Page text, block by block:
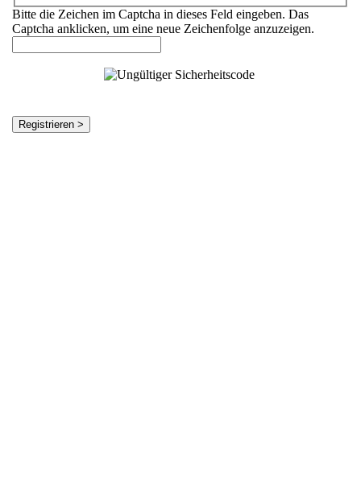
Bitte die Zeichen im Captcha in dieses Feld eingeben. Das
Captcha anklicken, um eine neue Zeichenfolge anzuzeigen.